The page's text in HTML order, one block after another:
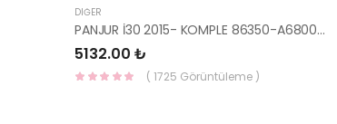
DIĞER
PANJUR İ30 2015- KOMPLE 86350-A6800-YS
5132.00 ₺
( 1725 Görüntüleme )